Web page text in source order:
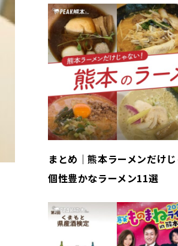
まとめ｜熊本ラーメンだけ
個性豊かなラーメン11選